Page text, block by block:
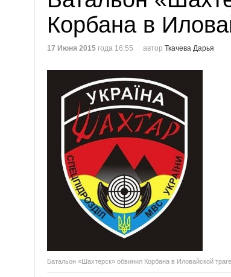
Корбана в
17 Июня 2015 года 16:55 автор Ткачева Дарья
Батальон «Шахтерск» обвинил Корбана в Иловайской